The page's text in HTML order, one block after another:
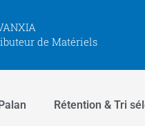
de Matériels
Rétention & Tri